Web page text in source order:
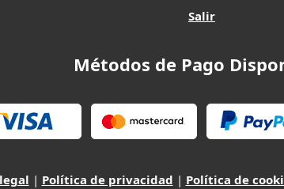
Salir
Métodos de Pago
| Política de privacidad | Política de